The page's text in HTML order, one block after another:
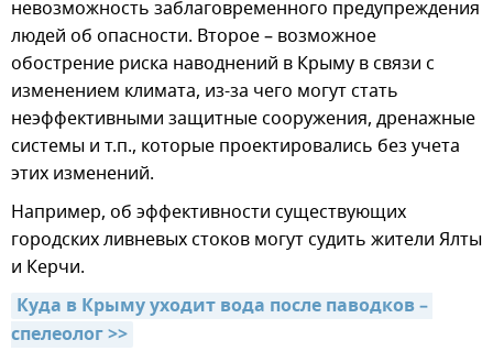
невозможность заблаговременного предупреждения
людей об опасности. Второе – возможное
обострение риска наводнений в Крыму в связи с
изменением климата, из-за чего могут стать
неэффективными защитные сооружения, дренажные
системы и т.п., которые проектировались без учета
этих изменений.
Например, об эффективности существующих
городских ливневых стоков могут судить жители Ялты
и Керчи.
Куда в Крыму уходит вода после паводков –
спелеолог >>